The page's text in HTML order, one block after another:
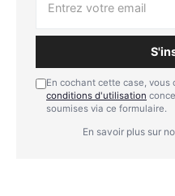
En cochant cette case,
conditions d'utilisation
soumises via ce formulaire.
En savoir plus sur